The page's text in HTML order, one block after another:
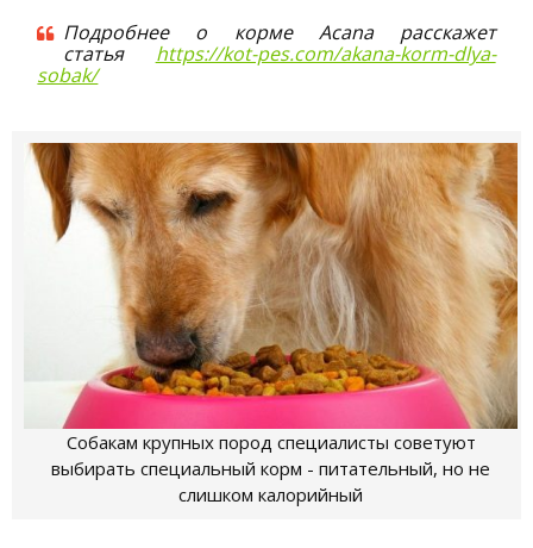
Подробнее о корме Acana расскажет
статья https://kot-pes.com/akana-korm-dlya-
sobak/
Собакам крупных пород специалисты советуют
выбирать специальный корм - питательный, но не
слишком калорийный